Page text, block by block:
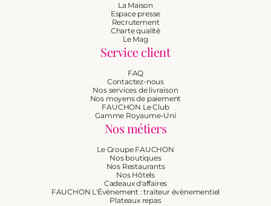
La Maison
Espace presse
Recrutement
Charte qualité
Le Mag
Service client
FAQ
Contactez-nous
Nos services de livraison
Nos moyens de paiement
FAUCHON Le Club
Gamme Royaume-Uni
Nos métiers
Le Groupe FAUCHON
Nos boutiques
Nos Restaurants
Nos Hôtels
Cadeaux d'affaires
FAUCHON L'Évènement : traiteur évènementiel
Plateaux repas